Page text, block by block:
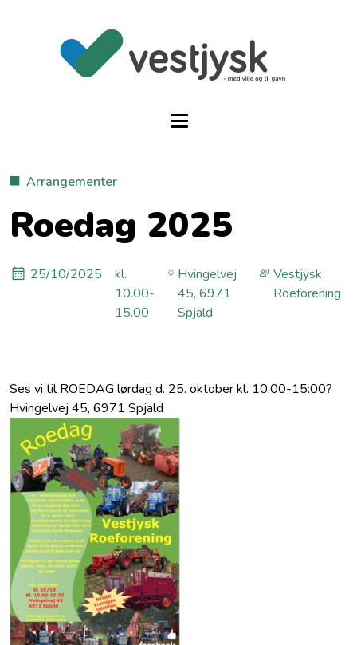
Arrangementer
Roedag 2025
25/10/2025
kl.
10.00-
15.00
Hvingelvej
45, 6971
Spjald
Vestjysk
Roeforening
Ses vi til ROEDAG lørdag d. 25. oktober kl. 10:00-15:00?
Hvingelvej 45, 6971 Spjald